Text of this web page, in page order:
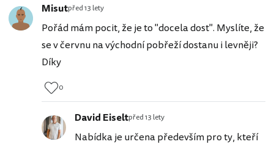
Misutpřed 13 lety
Pořád mám pocit, že je to "docela dost". Myslíte, že
se v červnu na východní pobřeží dostanu i levněji?
Díky
0
David Eiseltpřed 13 lety
Nabídka je určena především pro ty, kteří